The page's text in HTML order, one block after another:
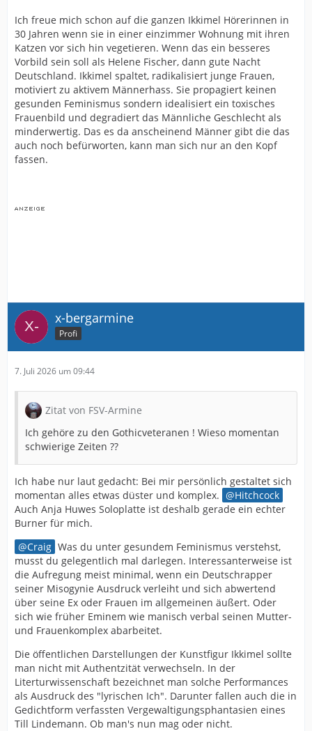
Ich freue mich schon auf die ganzen Ikkimel Hörerinnen in
30 Jahren wenn sie in einer einzimmer Wohnung mit ihren
Katzen vor sich hin vegetieren. Wenn das ein besseres
Vorbild sein soll als Helene Fischer, dann gute Nacht
Deutschland. Ikkimel spaltet, radikalisiert junge Frauen,
motiviert zu aktivem Männerhass. Sie propagiert keinen
gesunden Feminismus sondern idealisiert ein toxisches
Frauenbild und degradiert das Männliche Geschlecht als
minderwertig. Das es da anscheinend Männer gibt die das
auch noch befürworten, kann man sich nur an den Kopf
fassen.
x-bergarmine
Profi
7. Juli 2026 um 09:44
Zitat von FSV-Armine
Ich gehöre zu den Gothicveteranen ! Wieso momentan
schwierige Zeiten ??
Ich habe nur laut gedacht: Bei mir persönlich gestaltet sich
momentan alles etwas düster und komplex.
Hitchcock
Auch Anja Huwes Soloplatte ist deshalb gerade ein echter
Burner für mich.
Craig Was du unter gesundem Feminismus verstehst,
musst du gelegentlich mal darlegen. Interessanterweise ist
die Aufregung meist minimal, wenn ein Deutschrapper
seiner Misogynie Ausdruck verleiht und sich abwertend
über seine Ex oder Frauen im allgemeinen äußert. Oder
sich wie früher Eminem wie manisch verbal seinen Mutter-
und Frauenkomplex abarbeitet.
Die öffentlichen Darstellungen der Kunstfigur Ikkimel sollte
man nicht mit Authentzität verwechseln. In der
Literturwissenschaft bezeichnet man solche Performances
als Ausdruck des "lyrischen Ich". Darunter fallen auch die in
Gedichtform verfassten Vergewaltigungsphantasien eines
Till Lindemann. Ob man's nun mag oder nicht.